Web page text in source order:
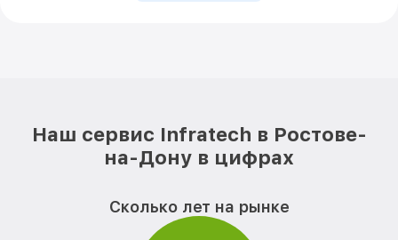
Наш сервис Infratech в Ростове-
на-Дону в цифрах
Сколько лет на рынке